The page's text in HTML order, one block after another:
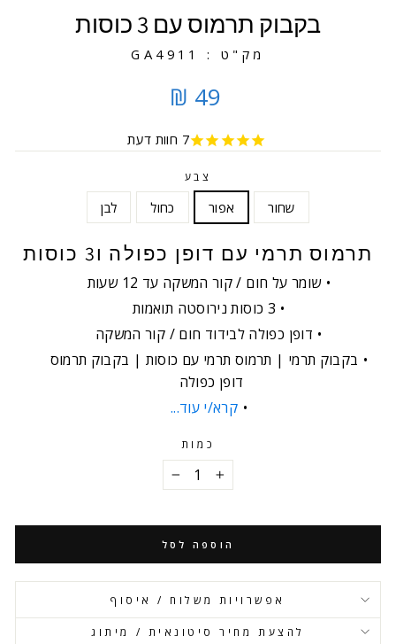
בקבוק תרמוס עם 3 כוסות
מק"ט : GA4911
49 ₪
7 חוות דעת
צבע
שחור אפור כחול לבן
תרמוס תרמי עם דופן כפולה ו3 כוסות
שומר על חום / קור המשקה עד 12 שעות
3 כוסות נירוסטה תואמות
דופן כפולה לבידוד חום / קור המשקה
בקבוק תרמי | תרמוס תרמי עם כוסות | בקבוק תרמוס
דופן כפולה
קרא/י עוד...
כמות
+
הוספה לסל
אפשרויות משלוח / איסוף
להצעת מחיר סיטונאית / מיתוג